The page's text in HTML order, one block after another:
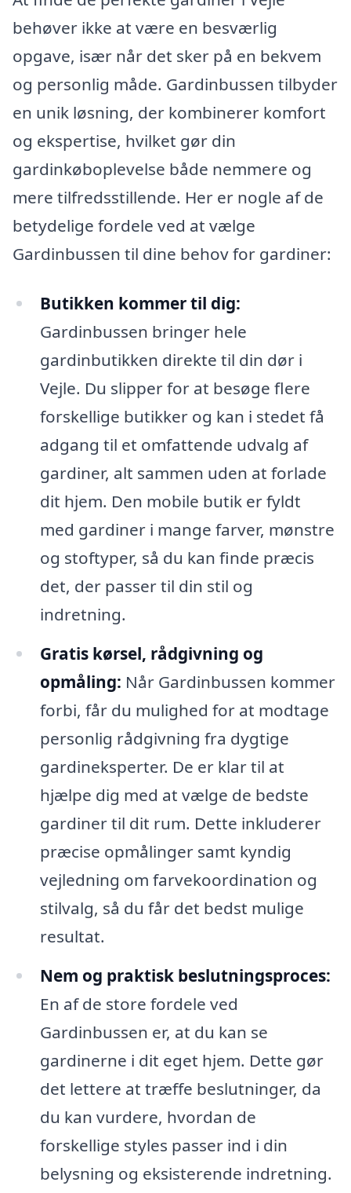
behøver ikke at være en besværlig
opgave, især når det sker på en bekvem
og personlig måde. Gardinbussen tilbyder
en unik løsning, der kombinerer komfort
og ekspertise, hvilket gør din
gardinkøboplevelse både nemmere og
mere tilfredsstillende. Her er nogle af de
betydelige fordele ved at vælge
Gardinbussen til dine behov for gardiner:
Butikken kommer til dig:
Gardinbussen bringer hele
gardinbutikken direkte til din dør i
Vejle. Du slipper for at besøge flere
forskellige butikker og kan i stedet få
adgang til et omfattende udvalg af
gardiner, alt sammen uden at forlade
dit hjem. Den mobile butik er fyldt
med gardiner i mange farver, mønstre
og stoftyper, så du kan finde præcis
det, der passer til din stil og
indretning.
Gratis kørsel, rådgivning og
opmåling: Når Gardinbussen kommer
forbi, får du mulighed for at modtage
personlig rådgivning fra dygtige
gardineksperter. De er klar til at
hjælpe dig med at vælge de bedste
gardiner til dit rum. Dette inkluderer
præcise opmålinger samt kyndig
vejledning om farvekoordination og
stilvalg, så du får det bedst mulige
resultat.
Nem og praktisk beslutningsproces:
En af de store fordele ved
Gardinbussen er, at du kan se
gardinerne i dit eget hjem. Dette gør
det lettere at træffe beslutninger, da
du kan vurdere, hvordan de
forskellige styles passer ind i din
belysning og eksisterende indretning.